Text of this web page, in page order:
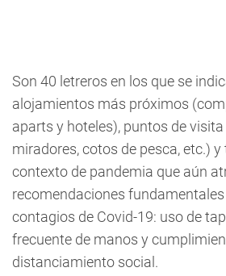
Son 40 letreros en los que se
alojamientos más próximos
aparts y hoteles), puntos de
miradores, cotos de pesca, etc.) y
contexto de pandemia que aún
recomendaciones
contagios de Covid-19: uso de
frecuente de manos y
distanciamiento social.